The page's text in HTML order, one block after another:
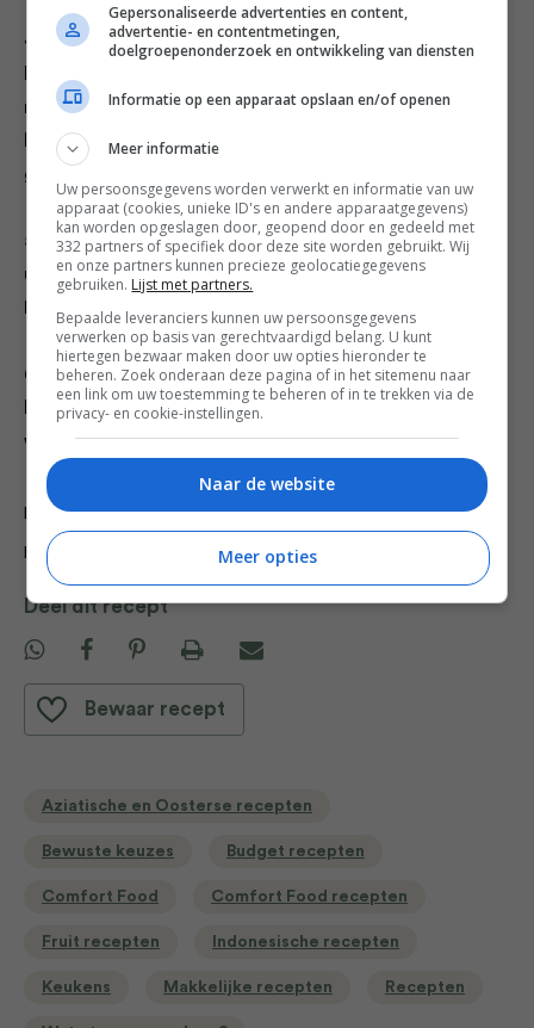
4 Werk in twee porties: wentel de bananen door het
mag niet te vol zijn). Bak de bananen 2–3 minuten per
kant, tot ze goudbruin zijn; keer ze om zodat ze
gelijkmatig kleuren.
5 Schep de bananen voorzichtig met een schuimspaan
uit de olie en laat ze uitlekken op keukenpapier.
Herhaal dit met de rest van de bananen.
6 Als ze iets zijn afgekoeld, bestuif je ze met suiker en
kaneel. Geef er partjes limoen bij, en eventueel
wat yoghurt.
Per portie 296 kcal, 3,9 g vet (0,6 g verzadigd), 5 g eiwit, 63,3 g
koolhydraten, 31,8 g suikers
Deel dit recept
Bewaar recept
Aziatische en Oosterse recepten
Bewuste keuzes Budget recepten
Comfort Food Comfort Food recepten
Fruit recepten Indonesische recepten
Keukens Makkelijke recepten Recepten
Gepersonaliseerde advertenties en content,
advertentie- en contentmetingen,
doelgroepenonderzoek en ontwikkeling van diensten
Informatie op een apparaat opslaan en/of openen
Meer informatie
Uw persoonsgegevens worden verwerkt en informatie van uw
apparaat (cookies, unieke ID's en andere apparaatgegevens)
kan worden opgeslagen door, geopend door en gedeeld met
332 partners of specifiek door deze site worden gebruikt. Wij
en onze partners kunnen precieze geolocatiegegevens
gebruiken. Lijst met partners.
Bepaalde leveranciers kunnen uw persoonsgegevens
verwerken op basis van gerechtvaardigd belang. U kunt
hiertegen bezwaar maken door uw opties hieronder te
beheren. Zoek onderaan deze pagina of in het sitemenu naar
een link om uw toestemming te beheren of in te trekken via de
privacy- en cookie-instellingen.
Naar de website
Meer opties